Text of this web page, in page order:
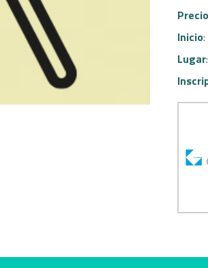
Precio
Inicio
Lugar